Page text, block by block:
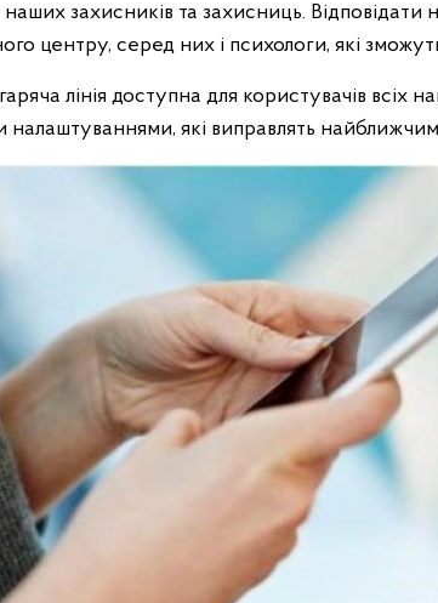
захисників та захисниць. Відповідати
центру, серед них і психологи, які
лінія доступна для користувачів всіх
налаштуваннями, які виправлять